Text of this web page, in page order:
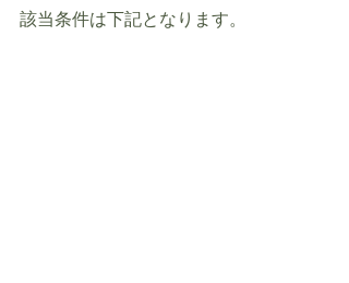
該当条件は下記となります。